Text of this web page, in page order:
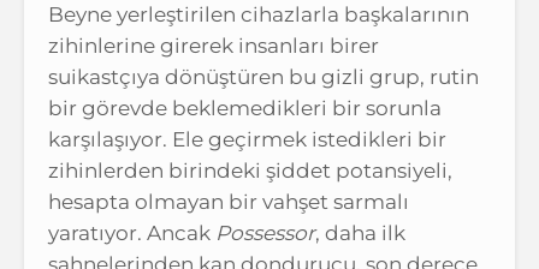
Beyne yerleştirilen cihazlarla başkalarının
zihinlerine girerek insanları birer
suikastçıya dönüştüren bu gizli grup, rutin
bir görevde beklemedikleri bir sorunla
karşılaşıyor. Ele geçirmek istedikleri bir
zihinlerden birindeki şiddet potansiyeli,
hesapta olmayan bir vahşet sarmalı
yaratıyor. Ancak Possessor, daha ilk